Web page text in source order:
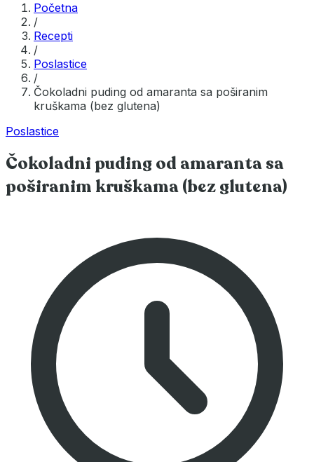
Početna
/
Recepti
/
Poslastice
/
Čokoladni puding od amaranta sa poširanim
kruškama (bez glutena)
Poslastice
Čokoladni puding od amaranta sa
poširanim kruškama (bez glutena)